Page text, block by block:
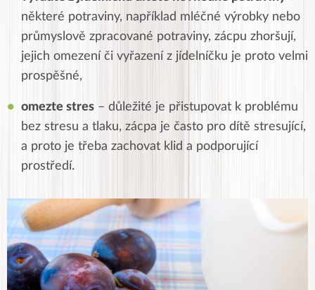
některé potraviny, například mléčné výrobky nebo
průmyslově zpracované potraviny, zácpu zhoršují,
jejich omezení či vyřazení z jídelníčku je proto velmi
prospěšné,
omezte stres – důležité je přistupovat k problému
bez stresu a tlaku, zácpa je často pro dítě stresující,
a proto je třeba zachovat klid a podporující
prostředí.